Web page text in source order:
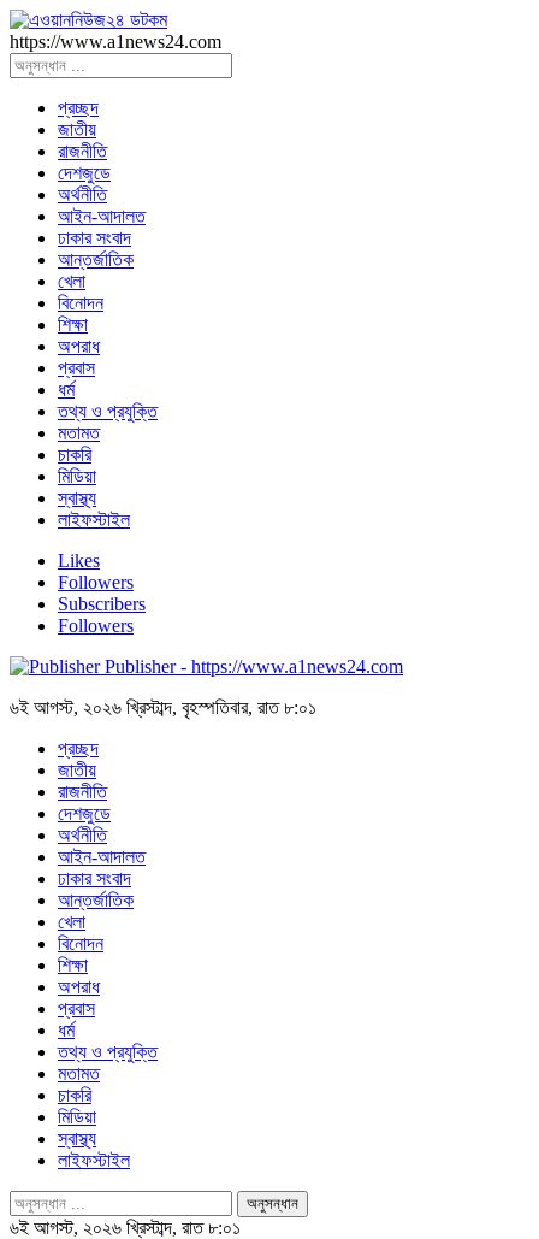
https://www.a1news24.com
প্রচ্ছদ
জাতীয়
রাজনীতি
দেশজুডে
অর্থনীতি
আইন-আদালত
ঢাকার সংবাদ
আন্তর্জাতিক
খেলা
বিনোদন
শিক্ষা
অপরাধ
প্রবাস
ধর্ম
তথ্য ও প্রযুক্তি
মতামত
চাকরি
মিডিয়া
স্বাস্থ্য
লাইফস্টাইল
Likes
Followers
Subscribers
Followers
Publisher - https://www.a1news24.com
৬ই আগস্ট, ২০২৬ খ্রিস্টাব্দ, বৃহস্পতিবার, রাত ৮:০১
প্রচ্ছদ
জাতীয়
রাজনীতি
দেশজুডে
অর্থনীতি
আইন-আদালত
ঢাকার সংবাদ
আন্তর্জাতিক
খেলা
বিনোদন
শিক্ষা
অপরাধ
প্রবাস
ধর্ম
তথ্য ও প্রযুক্তি
মতামত
চাকরি
মিডিয়া
স্বাস্থ্য
লাইফস্টাইল
৬ই আগস্ট, ২০২৬ খ্রিস্টাব্দ, রাত ৮:০১